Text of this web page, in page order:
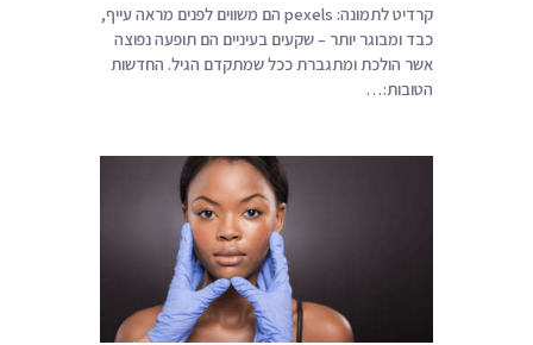
קרדיט לתמונה: pexels הם משווים לפנים מראה עייף,
כבד ומבוגר יותר – שקעים בעיניים הם תופעה נפוצה
אשר הולכת ומתגברת ככל שמתקדם הגיל. החדשות
הטובות:…